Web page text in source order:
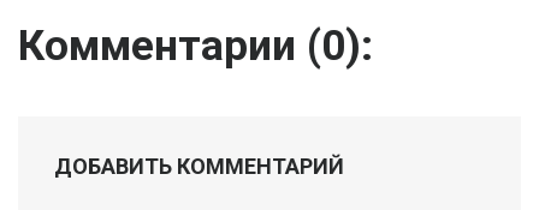
Комментарии (0):
ДОБАВИТЬ КОММЕНТАРИЙ